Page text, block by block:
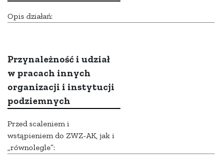
Opis działań:
Przynależność i udział
w pracach innych
organizacji i instytucji
podziemnych
Przed scaleniem i
wstąpieniem do ZWZ-AK, jak i
„równolegle”: